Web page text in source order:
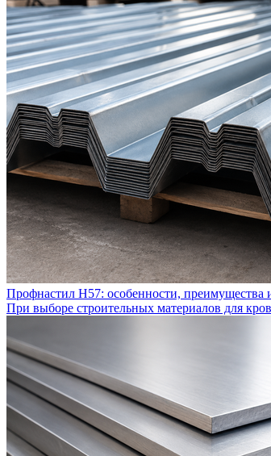
Профнастил Н57: особенности, преимущества
При выборе строительных материалов для